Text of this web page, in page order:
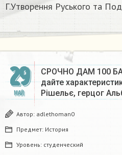
Г.Утворення Руського та
29
МАЙ
СРОЧНО ДАМ 100
дайте
Рішельє, герцог
Автор: adlethoman0
Предмет: История
Уровень: студенческий